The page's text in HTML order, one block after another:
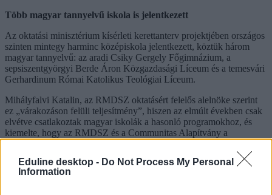
Eduline desktop - Do Not Process My Personal
Information
Több magyar tannyelvű iskola is jelentkezett
Az oktatási minisztérium kísérleti kerettanterv projektjében országos
szinten mintegy harminc középiskola jelentkezett, köztük három
magyar tannyelvű: az aradi Csiky Gergely Főgimnázium, a
sepsiszentgyörgyi Berde Áron Közgazdasági Líceum és a temesvári
Gerhardinum Római Katolikus Teológiai Líceum.
Mihályfalvi Katalin, az RMDSZ oktatásért felelős alelnöke szerint
ez „várakozáson felüli teljesítmény”, hiszen az elmúlt években csak
elvétve csatlakoztak magyar iskolák a hasonló programokhoz, és
kiemelte, hogy az RMDSZ és a Communitas Alapítvány a